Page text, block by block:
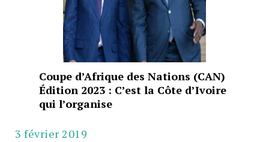
Coupe d’Afrique des Nations (CAN)
Édition 2023 : C’est la Côte d’Ivoire
qui l’organise
3 février 2019